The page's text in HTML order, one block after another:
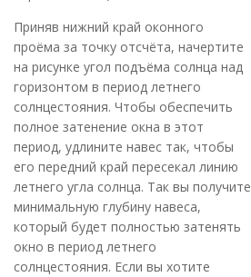
Приняв нижний край оконного
проёма за точку отсчёта, начертите
на рисунке угол подъёма солнца над
горизонтом в период летнего
солнцестояния. Чтобы обеспечить
полное затенение окна в этот
период, удлините навес так, чтобы
его передний край пересекал линию
летнего угла солнца. Так вы получите
минимальную глубину навеса,
который будет полностью затенять
окно в период летнего
солнцестояния. Если вы хотите